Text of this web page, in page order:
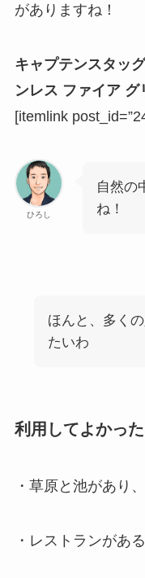
がありますね！
キャプテンスタッ
ンレス ファイア
[itemlink
ひろし
自然の
ね！
ほんと、多く
たいわ
利用してよかっ
・草原と池があり
・ レストランがあ